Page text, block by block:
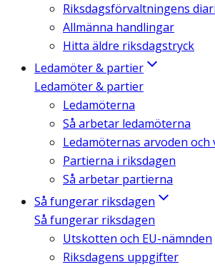
Riksdagsförvaltningens
Allmänna handlingar
Hitta äldre riksdagstryck
Ledamöter & partier
Ledamöter & partier
Ledamöterna
Så arbetar ledamöterna
Ledamöternas arvoden och
Partierna i riksdagen
Så arbetar partierna
Så fungerar riksdagen
Så fungerar riksdagen
Utskotten och EU-nämnden
Riksdagens uppgifter